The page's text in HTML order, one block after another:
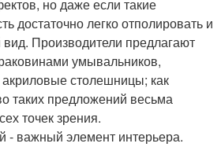
но даже если такие
достаточно легко отполировать и
Производители предлагают
умывальников,
столешницы; как
таких предложений весьма
точек зрения.
- важный элемент интерьера.